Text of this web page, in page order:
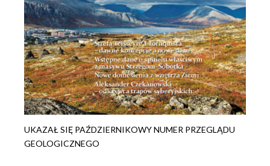
UKAZAŁ SIĘ PAŹDZIERNIKOWY NUMER PRZEGLĄDU
GEOLOGICZNEGO